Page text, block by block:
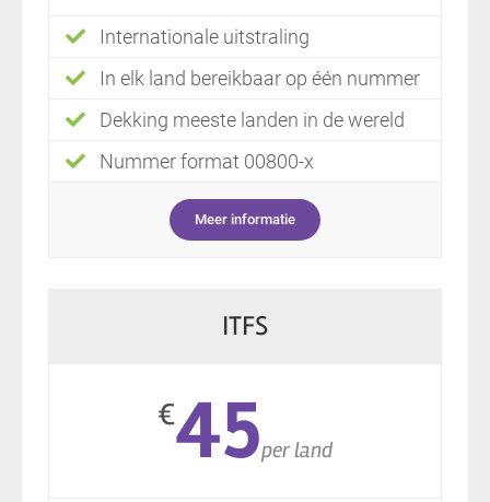
Internationale uitstraling
In elk land bereikbaar op één nummer
Dekking meeste landen in de wereld
Nummer format 00800-x
Meer informatie
ITFS
€45per land